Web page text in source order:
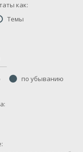
как:
Темы
по убыванию